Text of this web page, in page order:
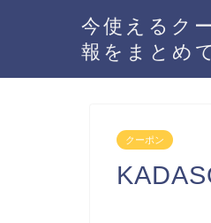
今使えるク
報をまとめ
クーポン